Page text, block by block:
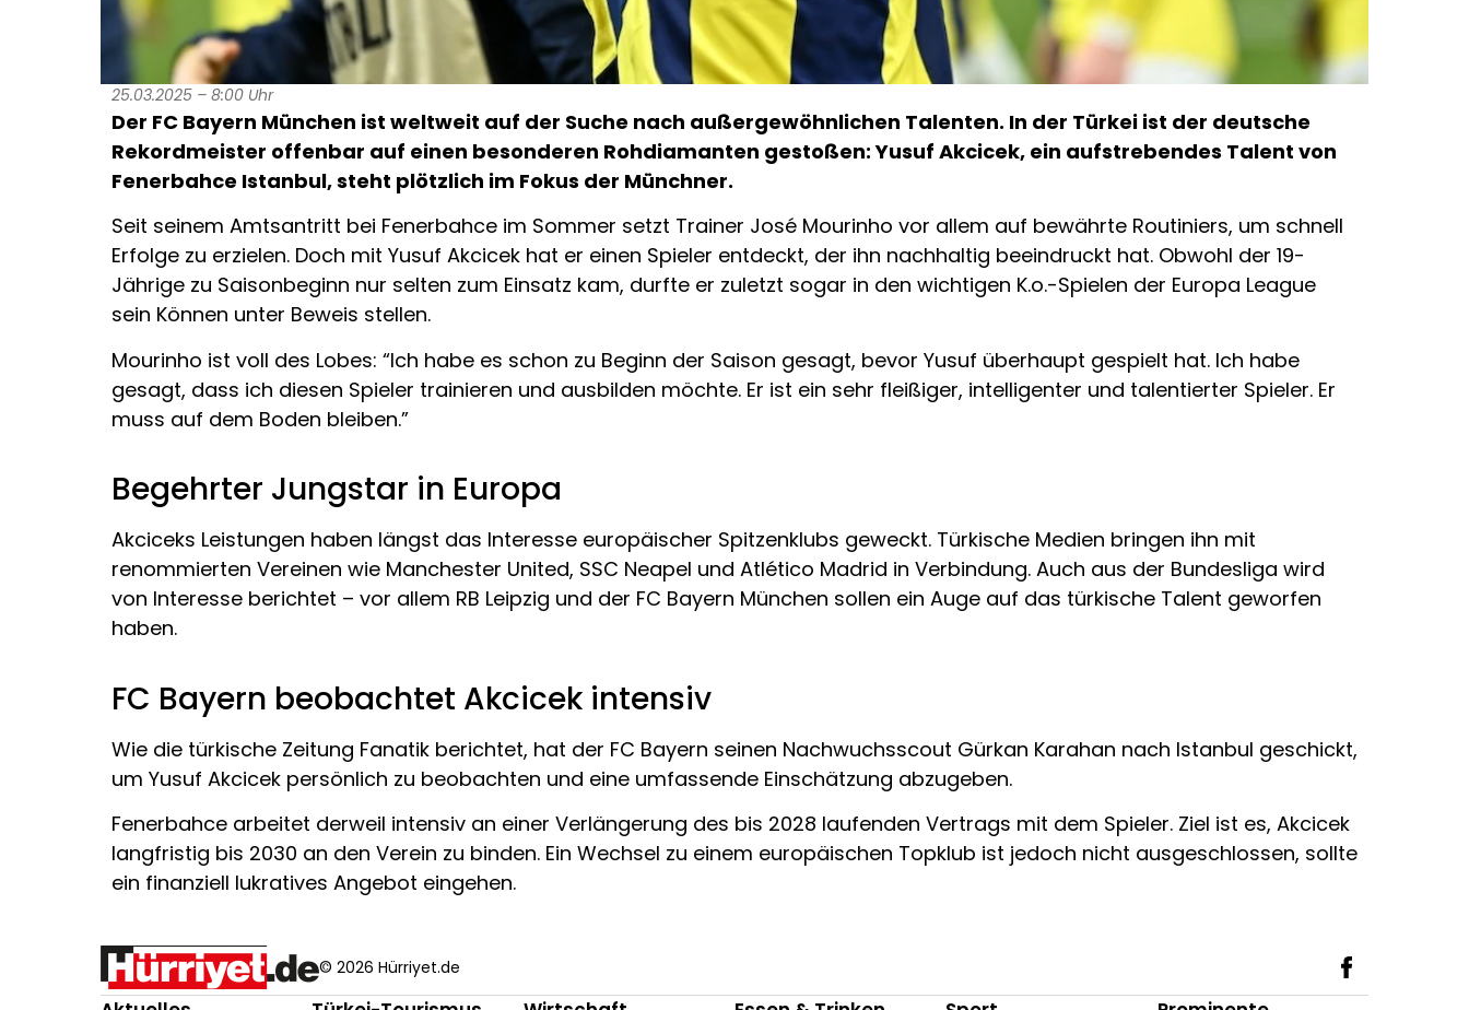
25.03.2025 – 8:00 Uhr
Der FC Bayern München ist weltweit auf der Suche nach außergewöhnlichen Talenten. In der Türkei ist der deutsche
Rekordmeister offenbar auf einen besonderen Rohdiamanten gestoßen: Yusuf Akcicek, ein aufstrebendes Talent von
Fenerbahce Istanbul, steht plötzlich im Fokus der Münchner.
Seit seinem Amtsantritt bei Fenerbahce im Sommer setzt Trainer José Mourinho vor allem auf bewährte Routiniers, um schnell
Erfolge zu erzielen. Doch mit Yusuf Akcicek hat er einen Spieler entdeckt, der ihn nachhaltig beeindruckt hat. Obwohl der 19-
Jährige zu Saisonbeginn nur selten zum Einsatz kam, durfte er zuletzt sogar in den wichtigen K.o.-Spielen der Europa League
sein Können unter Beweis stellen.
Mourinho ist voll des Lobes: “Ich habe es schon zu Beginn der Saison gesagt, bevor Yusuf überhaupt gespielt hat. Ich habe
gesagt, dass ich diesen Spieler trainieren und ausbilden möchte. Er ist ein sehr fleißiger, intelligenter und talentierter Spieler. Er
muss auf dem Boden bleiben.”
Begehrter Jungstar in Europa
Akciceks Leistungen haben längst das Interesse europäischer Spitzenklubs geweckt. Türkische Medien bringen ihn mit
renommierten Vereinen wie Manchester United, SSC Neapel und Atlético Madrid in Verbindung. Auch aus der Bundesliga wird
von Interesse berichtet – vor allem RB Leipzig und der FC Bayern München sollen ein Auge auf das türkische Talent geworfen
haben.
FC Bayern beobachtet Akcicek intensiv
Wie die türkische Zeitung Fanatik berichtet, hat der FC Bayern seinen Nachwuchsscout Gürkan Karahan nach Istanbul geschickt,
um Yusuf Akcicek persönlich zu beobachten und eine umfassende Einschätzung abzugeben.
Fenerbahce arbeitet derweil intensiv an einer Verlängerung des bis 2028 laufenden Vertrags mit dem Spieler. Ziel ist es, Akcicek
langfristig bis 2030 an den Verein zu binden. Ein Wechsel zu einem europäischen Topklub ist jedoch nicht ausgeschlossen, sollte
ein finanziell lukratives Angebot eingehen.
© 2026 Hürriyet.de